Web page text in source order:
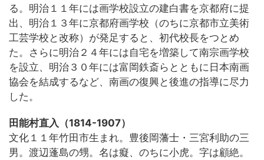
る。明治１１年には画学校設立の建白書を京都府に提
出、明治１３年に京都府画学校（のちに京都市立美術
工芸学校と改称）が発足すると、初代校長をつとめ
た。さらに明治２４年には自宅を増築して南宗画学校
を設立、明治３０年には富岡鉄斎らとともに日本南画
協会を結成するなど、南画の復興と後進の指導に尽力
した。
田能村直入（1814-1907）
文化１１年竹田市生まれ。豊後岡藩士・三宮利助の三
男。渡辺蓬島の甥。名は癡、のちに小虎。字は顧絶。